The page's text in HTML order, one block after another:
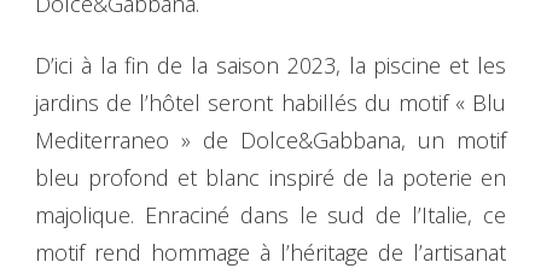
D’ici à la fin de la saison 2023, la piscine et les
jardins de l’hôtel seront habillés du motif « Blu
Mediterraneo » de Dolce&Gabbana, un motif
bleu profond et blanc inspiré de la poterie en
majolique. Enraciné dans le sud de l’Italie, ce
motif rend hommage à l’héritage de l’artisanat